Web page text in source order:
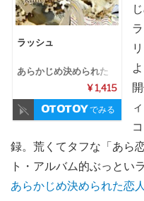
ラッシュ
あらかじめ決められた
¥ 1,415
でみる
録。荒くてタフな「あら
ト・アルバム的ぶっとい
あらかじめ決められた恋